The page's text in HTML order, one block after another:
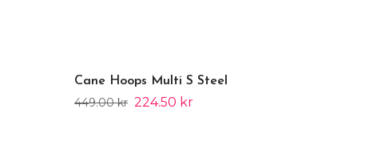
Cane Hoops Multi S Steel
449.00 kr 224.50 kr